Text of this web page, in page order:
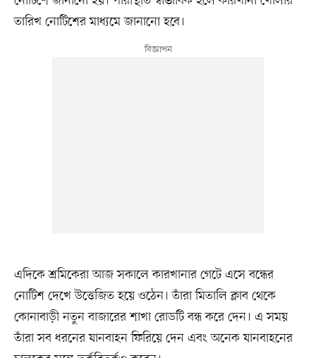
তারিখ নোটিশের মাধ্যমে জানানো হবে।
এদিকে শ্রমিকেরা আজ সকালে কারখানার গেটে এসে বন্ধের
নোটিশ দেখে উত্তেজিত হয়ে ওঠেন। তাঁরা মিতালি ক্লাব থেকে
কোনাবাড়ী নতুন বাজারের শাখা রোডটি বন্ধ করে দেন। এ সময়
তাঁরা সব ধরনের যানবাহন ফিরিয়ে দেন এবং অনেক যানবাহনের